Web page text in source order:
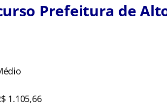
Prefeitura de
1.105,66